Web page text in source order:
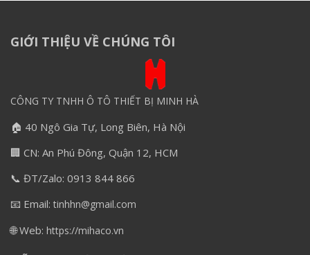
GIỚI THIỆU VỀ CHÚNG TÔI
CÔNG TY TNHH Ô TÔ THIẾT BỊ MINH HÀ
🏠 40 Ngô Gia Tự, Long Biên, Hà Nội
🏢 CN: An Phú Đông, Quận 12, HCM
📞 ĐT/Zalo: 0913 844 866
📧 Email: tinhhn@gmail.com
🌐 Web: https://mihaco.vn